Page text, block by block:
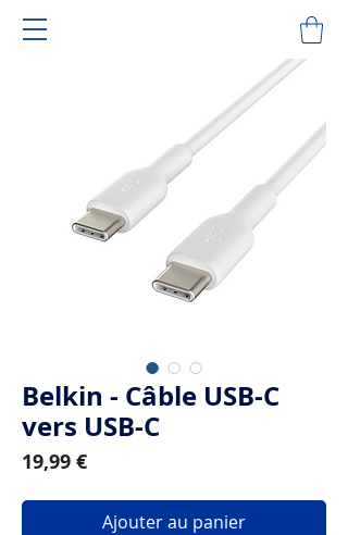
Belkin - Câble USB-C
vers USB-C
19,99 €Prix
Ajouter au panier